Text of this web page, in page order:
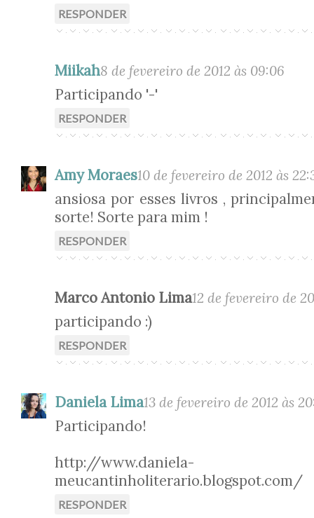
RESPONDER
Miikah8 de fevereiro de 2012 às 09:06
Participando '-'
RESPONDER
Amy Moraes10 de fevereiro de 2012 às
ansiosa por esses livros ,
sorte! Sorte para mim !
RESPONDER
Marco Antonio Lima12 de fevereiro de
participando :)
RESPONDER
Daniela Lima13 de fevereiro de 2012 às
Participando!
http://www.daniela-
meucantinholiterario.blogspot.com/
RESPONDER